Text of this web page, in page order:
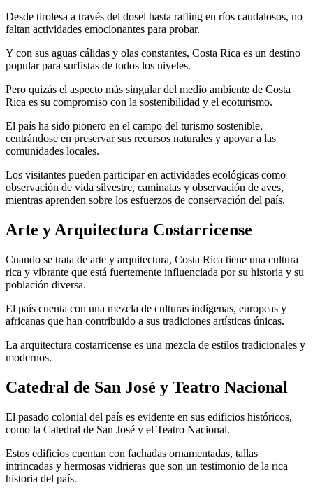
Desde tirolesa a través del dosel hasta rafting en ríos caudalosos, no
faltan actividades emocionantes para probar.
Y con sus aguas cálidas y olas constantes, Costa Rica es un destino
popular para surfistas de todos los niveles.
Pero quizás el aspecto más singular del medio ambiente de Costa
Rica es su compromiso con la sostenibilidad y el ecoturismo.
El país ha sido pionero en el campo del turismo sostenible,
centrándose en preservar sus recursos naturales y apoyar a las
comunidades locales.
Los visitantes pueden participar en actividades ecológicas como
observación de vida silvestre, caminatas y observación de aves,
mientras aprenden sobre los esfuerzos de conservación del país.
Arte y Arquitectura Costarricense
Cuando se trata de arte y arquitectura, Costa Rica tiene una cultura
rica y vibrante que está fuertemente influenciada por su historia y su
población diversa.
El país cuenta con una mezcla de culturas indígenas, europeas y
africanas que han contribuido a sus tradiciones artísticas únicas.
La arquitectura costarricense es una mezcla de estilos tradicionales y
modernos.
Catedral de San José y Teatro Nacional
El pasado colonial del país es evidente en sus edificios históricos,
como la Catedral de San José y el Teatro Nacional.
Estos edificios cuentan con fachadas ornamentadas, tallas
intrincadas y hermosas vidrieras que son un testimonio de la rica
historia del país.